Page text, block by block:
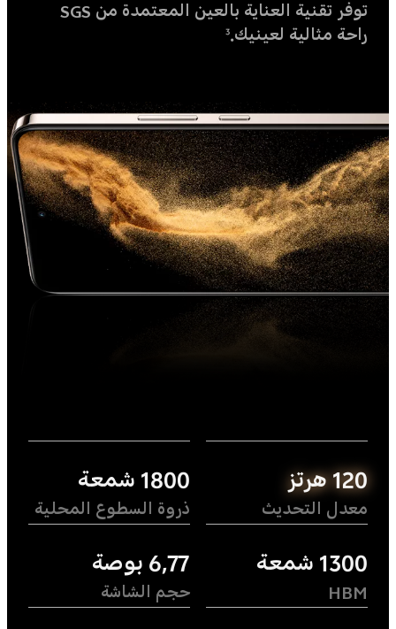
توفر تقنية العناية بالعين المعتمدة من SGS
راحة مثالية لعينيك.3
120 هرتز
معدل التحديث
1800 شمعة
ذروة السطوع المحلية
1300 شمعة
HBM
6,77 بوصة
حجم الشاشة